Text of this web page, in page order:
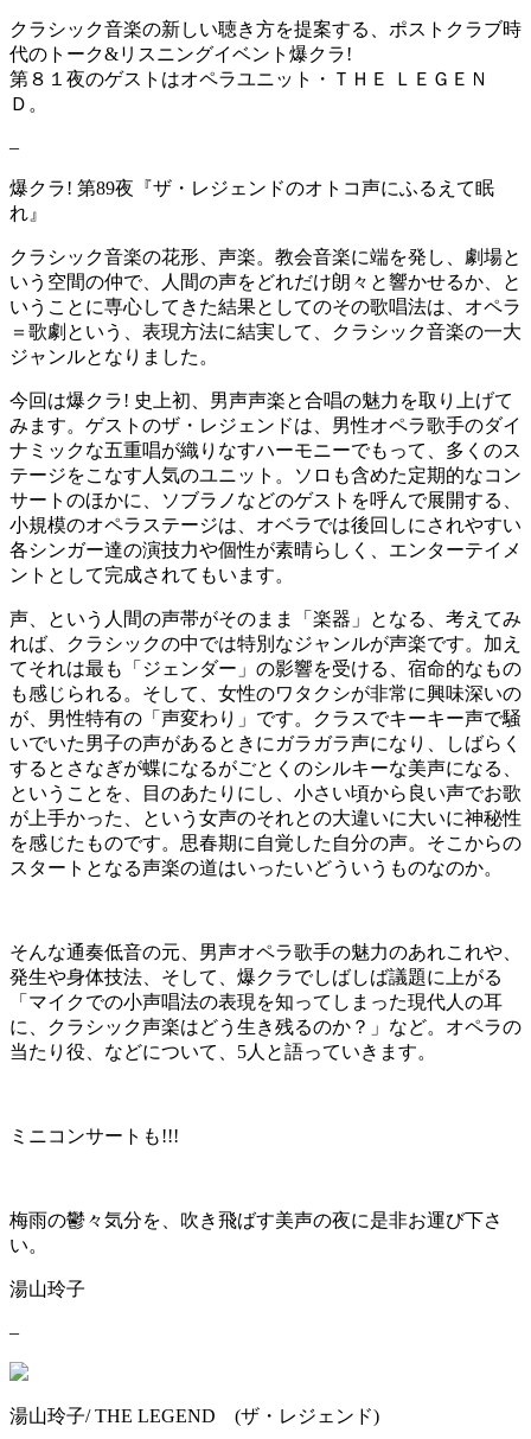
クラシック音楽の新しい聴き方を提案する、ポストクラブ時
代のトーク&リスニングイベント爆クラ!
第８１夜のゲストはオペラユニット・ＴＨＥ ＬＥＧＥＮ
Ｄ。
–
爆クラ! 第89夜『ザ・レジェンドのオトコ声にふるえて眠
れ』
クラシック音楽の花形、声楽。教会音楽に端を発し、劇場と
いう空間の仲で、人間の声をどれだけ朗々と響かせるか、と
いうことに専心してきた結果としてのその歌唱法は、オペラ
＝歌劇という、表現方法に結実して、クラシック音楽の一大
ジャンルとなりました。
今回は爆クラ! 史上初、男声声楽と合唱の魅力を取り上げて
みます。ゲストのザ・レジェンドは、男性オペラ歌手のダイ
ナミックな五重唱が織りなすハーモニーでもって、多くのス
テージをこなす人気のユニット。ソロも含めた定期的なコン
サートのほかに、ソブラノなどのゲストを呼んで展開する、
小規模のオペラステージは、オベラでは後回しにされやすい
各シンガー達の演技力や個性が素晴らしく、エンターテイメ
ントとして完成されてもいます。
声、という人間の声帯がそのまま「楽器」となる、考えてみ
れば、クラシックの中では特別なジャンルが声楽です。加え
てそれは最も「ジェンダー」の影響を受ける、宿命的なもの
も感じられる。そして、女性のワタクシが非常に興味深いの
が、男性特有の「声変わり」です。クラスでキーキー声で騒
いでいた男子の声があるときにガラガラ声になり、しばらく
するとさなぎが蝶になるがごとくのシルキーな美声になる、
ということを、目のあたりにし、小さい頃から良い声でお歌
が上手かった、という女声のそれとの大違いに大いに神秘性
を感じたものです。思春期に自覚した自分の声。そこからの
スタートとなる声楽の道はいったいどういうものなのか。
そんな通奏低音の元、男声オペラ歌手の魅力のあれこれや、
発生や身体技法、そして、爆クラでしばしば議題に上がる
「マイクでの小声唱法の表現を知ってしまった現代人の耳
に、クラシック声楽はどう生き残るのか？」など。オペラの
当たり役、などについて、5人と語っていきます。
ミニコンサートも!!!
梅雨の鬱々気分を、吹き飛ばす美声の夜に是非お運び下さ
い。
湯山玲子
–
湯山玲子/ THE LEGEND (ザ・レジェンド)